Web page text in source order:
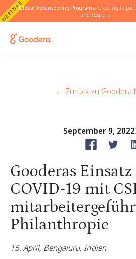
WEBINARGlobal Volunteering Programs: Creating
and Regions
← Zurück zu Goodera
September 9, 2022
Gooderas Einsatz
COVID-19 mit
Philanthropie
15. April, Bengaluru, Indien